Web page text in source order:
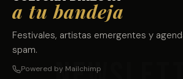
a tu bandeja
Festivales, artistas emergentes y
spam.
Powered by Mailchimp